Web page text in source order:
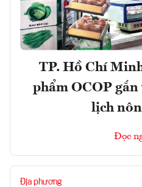
TP. Hồ Chí
phẩm OCOP
lịch
Đọc
Địa phương